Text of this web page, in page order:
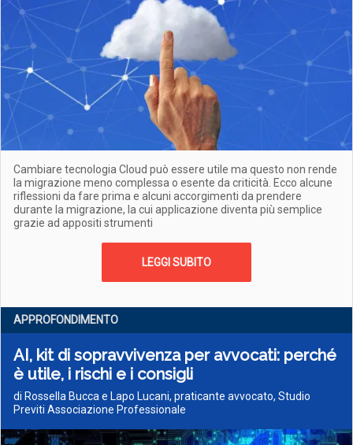
Cambiare tecnologia Cloud può essere utile ma questo non rende
la migrazione meno complessa o esente da criticità. Ecco alcune
riflessioni da fare prima e alcuni accorgimenti da prendere
durante la migrazione, la cui applicazione diventa più semplice
grazie ad appositi strumenti
LEGGI SUBITO
APPROFONDIMENTO
AI, kit di sopravvivenza per avvocati: perché
è utile, i rischi e i consigli
di Rossella Bucca e Lapo Lucani, praticante avvocato, Studio
Previti Associazione Professionale